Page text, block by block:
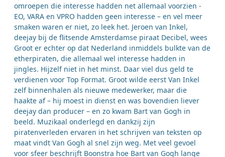
omroepen die interesse hadden net allemaal voorzien -
EO, VARA en VPRO hadden geen interesse – en vel meer
smaken waren er niet, zo leek het. Jeroen van Inkel,
deejay bij de flitsende Amsterdamse piraat Decibel, wees
Groot er echter op dat Nederland inmiddels bulkte van de
etherpiraten, die allemaal wel interesse hadden in
jingles. Hijzelf niet in het minst. Daar viel dus geld te
verdienen voor Top Format. Groot wilde eerst Van Inkel
zelf binnenhalen als nieuwe medewerker, maar die
haakte af – hij moest in dienst en was bovendien liever
deejay dan producer – en zo kwam Bart van Gogh in
beeld. Muzikaal onderlegd en dankzij zijn
piratenverleden ervaren in het schrijven van teksten op
maat vindt Van Gogh al snel zijn weg. Met veel gevoel
voor sfeer beschrijft Boonstra hoe Bart van Gogh lange